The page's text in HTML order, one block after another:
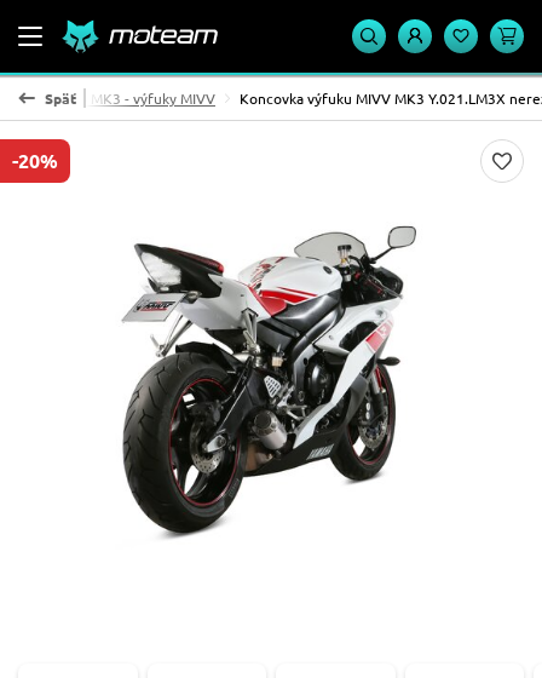
Späť
Rada MK3 - výfuky MIVV Koncovka výfuku MIVV MK3 Y.021.LM3X
-20%